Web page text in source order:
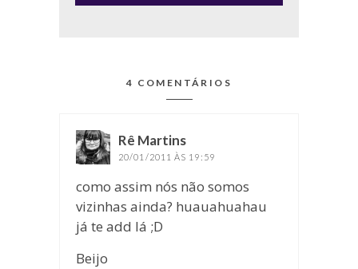
4 COMENTÁRIOS
Rê Martins
20/01/2011 ÀS 19:59
como assim nós não somos
vizinhas ainda? huauahuahau
já te add lá ;D
Beijo